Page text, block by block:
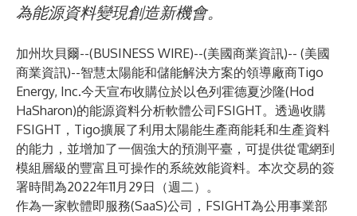
為能源資料變現創造新機會。
加州坎貝爾--(BUSINESS WIRE)--(美國商業資訊)-- (美國
商業資訊)--智慧太陽能和儲能解決方案的領導廠商Tigo
Energy, Inc.今天宣布收購位於以色列霍德夏沙隆(Hod
HaSharon)的能源資料分析軟體公司FSIGHT。透過收購
FSIGHT，Tigo擴展了利用太陽能生產商能耗和生產資料
的能力，並增加了一個強大的預測平臺，可提供從電網到
模組層級的豐富且可操作的系統效能資料。本次交易的簽
署時間為2022年11月29日（週二）。
作為一家軟體即服務(SaaS)公司，FSIGHT為公用事業部